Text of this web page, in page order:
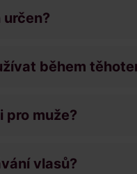
určen?
během
pro muže?
vlasů?